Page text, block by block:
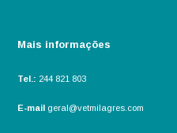
Mais informações
Tel.: 244 821 803
E-mail geral@vetmilagres.com